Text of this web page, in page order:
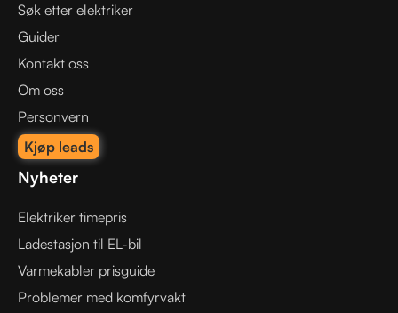
Søk etter elektriker
Guider
Kontakt oss
Om oss
Personvern
Kjøp leads
Nyheter
Elektriker timepris
Ladestasjon til EL-bil
Varmekabler prisguide
Problemer med komfyrvakt